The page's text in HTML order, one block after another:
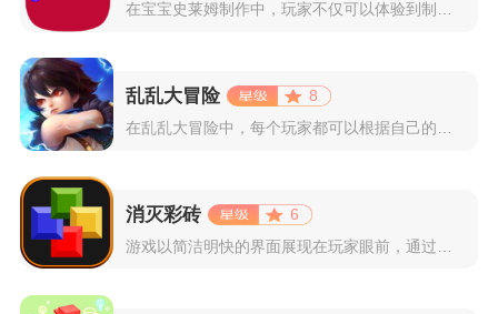
乱乱大冒险
8
消灭彩砖
6